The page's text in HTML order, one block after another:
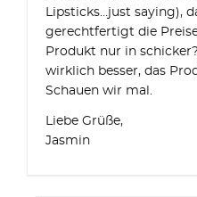
Lipsticks…just saying),
gerechtfertigt die
Produkt nur in
wirklich besser, das
Schauen wir mal.
Liebe Grüße,
Jasmin